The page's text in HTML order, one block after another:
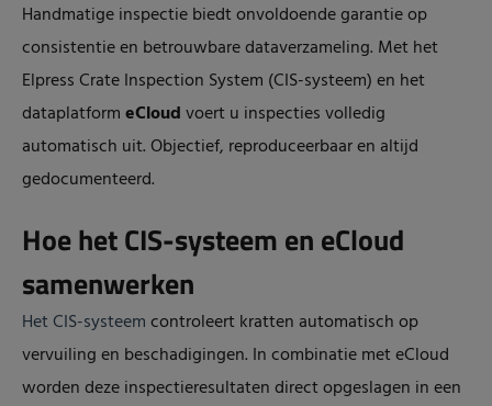
Handmatige inspectie biedt onvoldoende garantie op
consistentie en betrouwbare dataverzameling. Met het
Elpress Crate Inspection System (CIS-systeem) en het
dataplatformeCloudvoert u inspecties volledig
automatisch uit. Objectief, reproduceerbaar en altijd
gedocumenteerd.
Hoe het CIS-systeem en eCloud
samenwerken
Het CIS-systeemcontroleert kratten automatisch op
vervuiling en beschadigingen. In combinatie meteCloud
worden deze inspectieresultaten direct opgeslagen in een